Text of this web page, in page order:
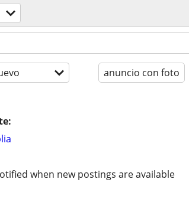
anuncio con foto
when new postings are available